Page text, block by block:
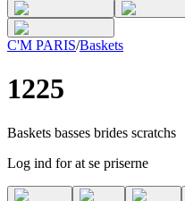
C'M PARIS/Baskets
1225
Baskets basses brides scratchs
Log ind for at se priserne